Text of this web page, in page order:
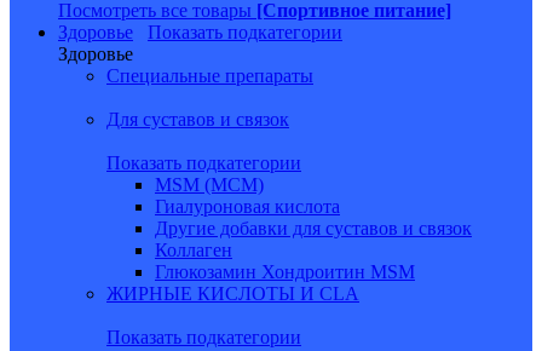
Посмотреть все товары [Спортивное питание]
Здоровье
Показать подкатегории
Здоровье
Специальные препараты
Для суставов и связок
Показать подкатегории
MSM (МСМ)
Гиалуроновая кислота
Другие добавки для суставов и связок
Коллаген
Глюкозамин Хондроитин MSM
ЖИРНЫЕ КИСЛОТЫ И CLA
Показать подкатегории